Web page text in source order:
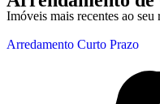
Imóveis mais recentes ao seu
Arredamento Curto Prazo